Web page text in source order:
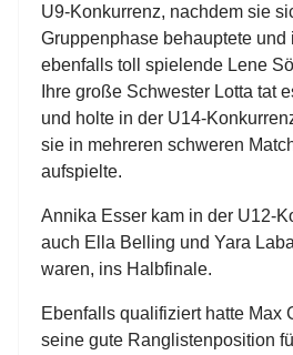
U9-Konkurrenz, nachdem sie
Gruppenphase behauptete
ebenfalls toll spielende Lene
Ihre große Schwester Lotta tat
und holte in der U14-
sie in mehreren schweren
aufspielte.
Annika Esser kam in der U12-
auch Ella Belling und Yara
waren, ins Halbfinale.
Ebenfalls qualifiziert hatte Max
seine gute Ranglistenposition